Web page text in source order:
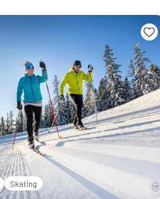
Skating